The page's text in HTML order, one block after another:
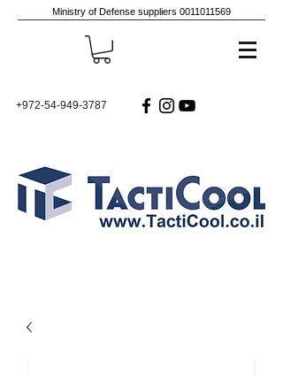
Ministry of Defense suppliers 0011011569
+972-54-949-3787